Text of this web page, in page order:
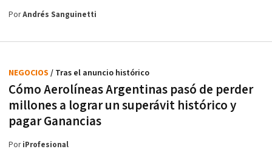
PorAndrés Sanguinetti
Cómo Aerolíneas Argentinas pasó de perder
millones a lograr un superávit histórico y
pagar Ganancias
NEGOCIOS / Tras el anuncio histórico
PoriProfesional